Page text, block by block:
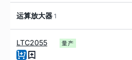
运算放大器 1
LTC2055 量产